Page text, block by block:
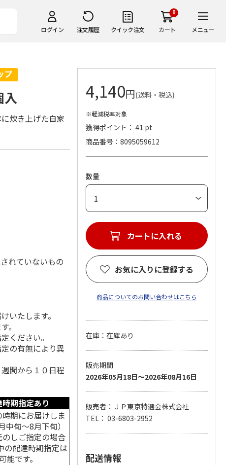
ログイン 注文履歴 クイック注文
0
カート メニュー
入
炊き上げた自家
れていないもの
いたします。
。
ください。
の有無により異
間から１０日程
期指定あり
時期にお届けしま
中旬～8月下旬）
しご指定の場合
の配達時期指定は
可能です。
4,140円(送料・税込)
※軽減税率対象
獲得ポイント： 41 pt
商品番号
8095059612
数量
カートに入れる
お気に入りに登録する
商品についてのお問い合わせはこちら
在庫：在庫あり
販売期間
2026年05月18日～2026年08月16日
販売者：ＪＰ東京特選会株式会社
TEL： 03-6803-2952
配送情報